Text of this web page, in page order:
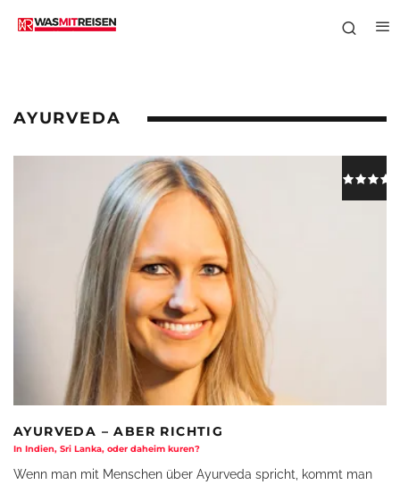
AYURVEDA
AYURVEDA – ABER RICHTIG
In Indien, Sri Lanka, oder daheim kuren?
Wenn man mit Menschen über Ayurveda spricht, kommt man